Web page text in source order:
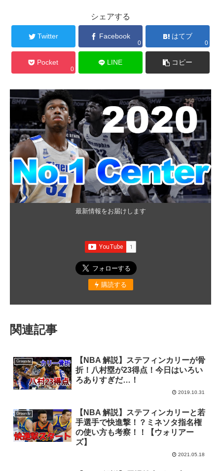
シェアする
Twitter Facebook
0
はてブ
0
Pocket
0
LINE コピー
最新情報をお届けします
購読する
関連記事
Green tv
【NBA 解説】ステフィンカリーが骨
折！八村塁が23得点！今日はいろい
ろありすぎだ…！
2019.10.31
Green tv
【NBA 解説】ステフィンカリーと若
手選手で快進撃！？ミネソタ指名権
の使い方も考察！！【ウォリアー
ズ】
2021.05.18